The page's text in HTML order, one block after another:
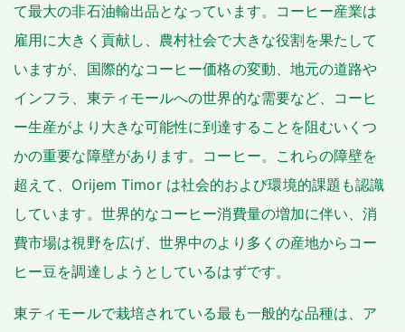
て最大の非石油輸出品となっています。コーヒー産業は
雇用に大きく貢献し、農村社会で大きな役割を果たして
いますが、国際的なコーヒー価格の変動、地元の道路や
インフラ、東ティモールへの世界的な需要など、コーヒ
ー生産がより大きな可能性に到達することを阻むいくつ
かの重要な障壁があります。コーヒー。これらの障壁を
超えて、Orijem Timor は社会的および環境的課題も認識
しています。世界的なコーヒー消費量の増加に伴い、消
費市場は視野を広げ、世界中のより多くの産地からコー
ヒー豆を調達しようとしているはずです。
東ティモールで栽培されている最も一般的な品種は、ア